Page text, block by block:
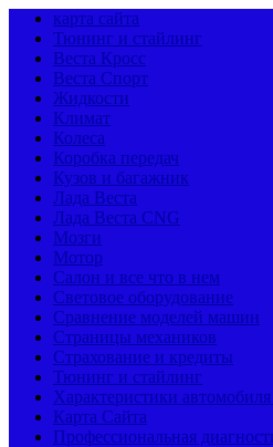
карта сайта
Тюнинг и стайлинг
Веста Кросс
Веста Спорт
Жидкости
Климат
Колеса
Коробка передач
Кузов и багажник
Лада Веста
Лада Веста CNG
Мозги
Мотор
Салон и все что в нем
Световое оборудование
Сравнение моделей машин
Страницы механиков
Страхование и кредиты
Тюнинг и стайлинг
Характеристики автомобиля
Карта Сайта
Профессиональная